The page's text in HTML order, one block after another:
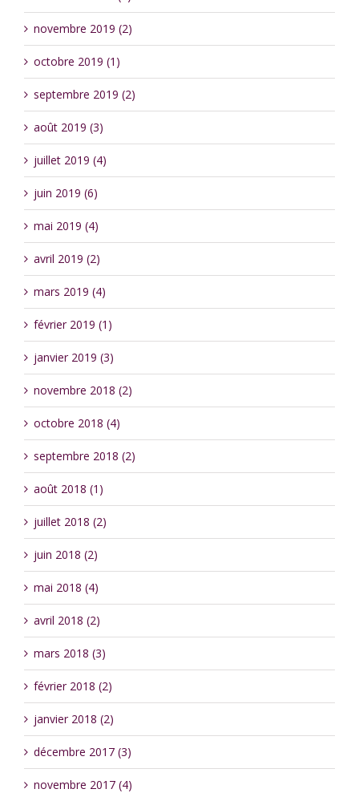
novembre 2019 (2)
octobre 2019 (1)
septembre 2019 (2)
août 2019 (3)
juillet 2019 (4)
juin 2019 (6)
mai 2019 (4)
avril 2019 (2)
mars 2019 (4)
février 2019 (1)
janvier 2019 (3)
novembre 2018 (2)
octobre 2018 (4)
septembre 2018 (2)
août 2018 (1)
juillet 2018 (2)
juin 2018 (2)
mai 2018 (4)
avril 2018 (2)
mars 2018 (3)
février 2018 (2)
janvier 2018 (2)
décembre 2017 (3)
novembre 2017 (4)